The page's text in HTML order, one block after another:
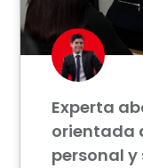
Experta
orientada
personal y